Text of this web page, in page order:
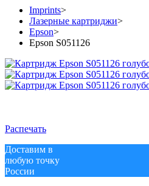
Imprints>
Лазерные картриджи>
Epson>
Epson S051126
Распечать
Доставим в
любую точку
России